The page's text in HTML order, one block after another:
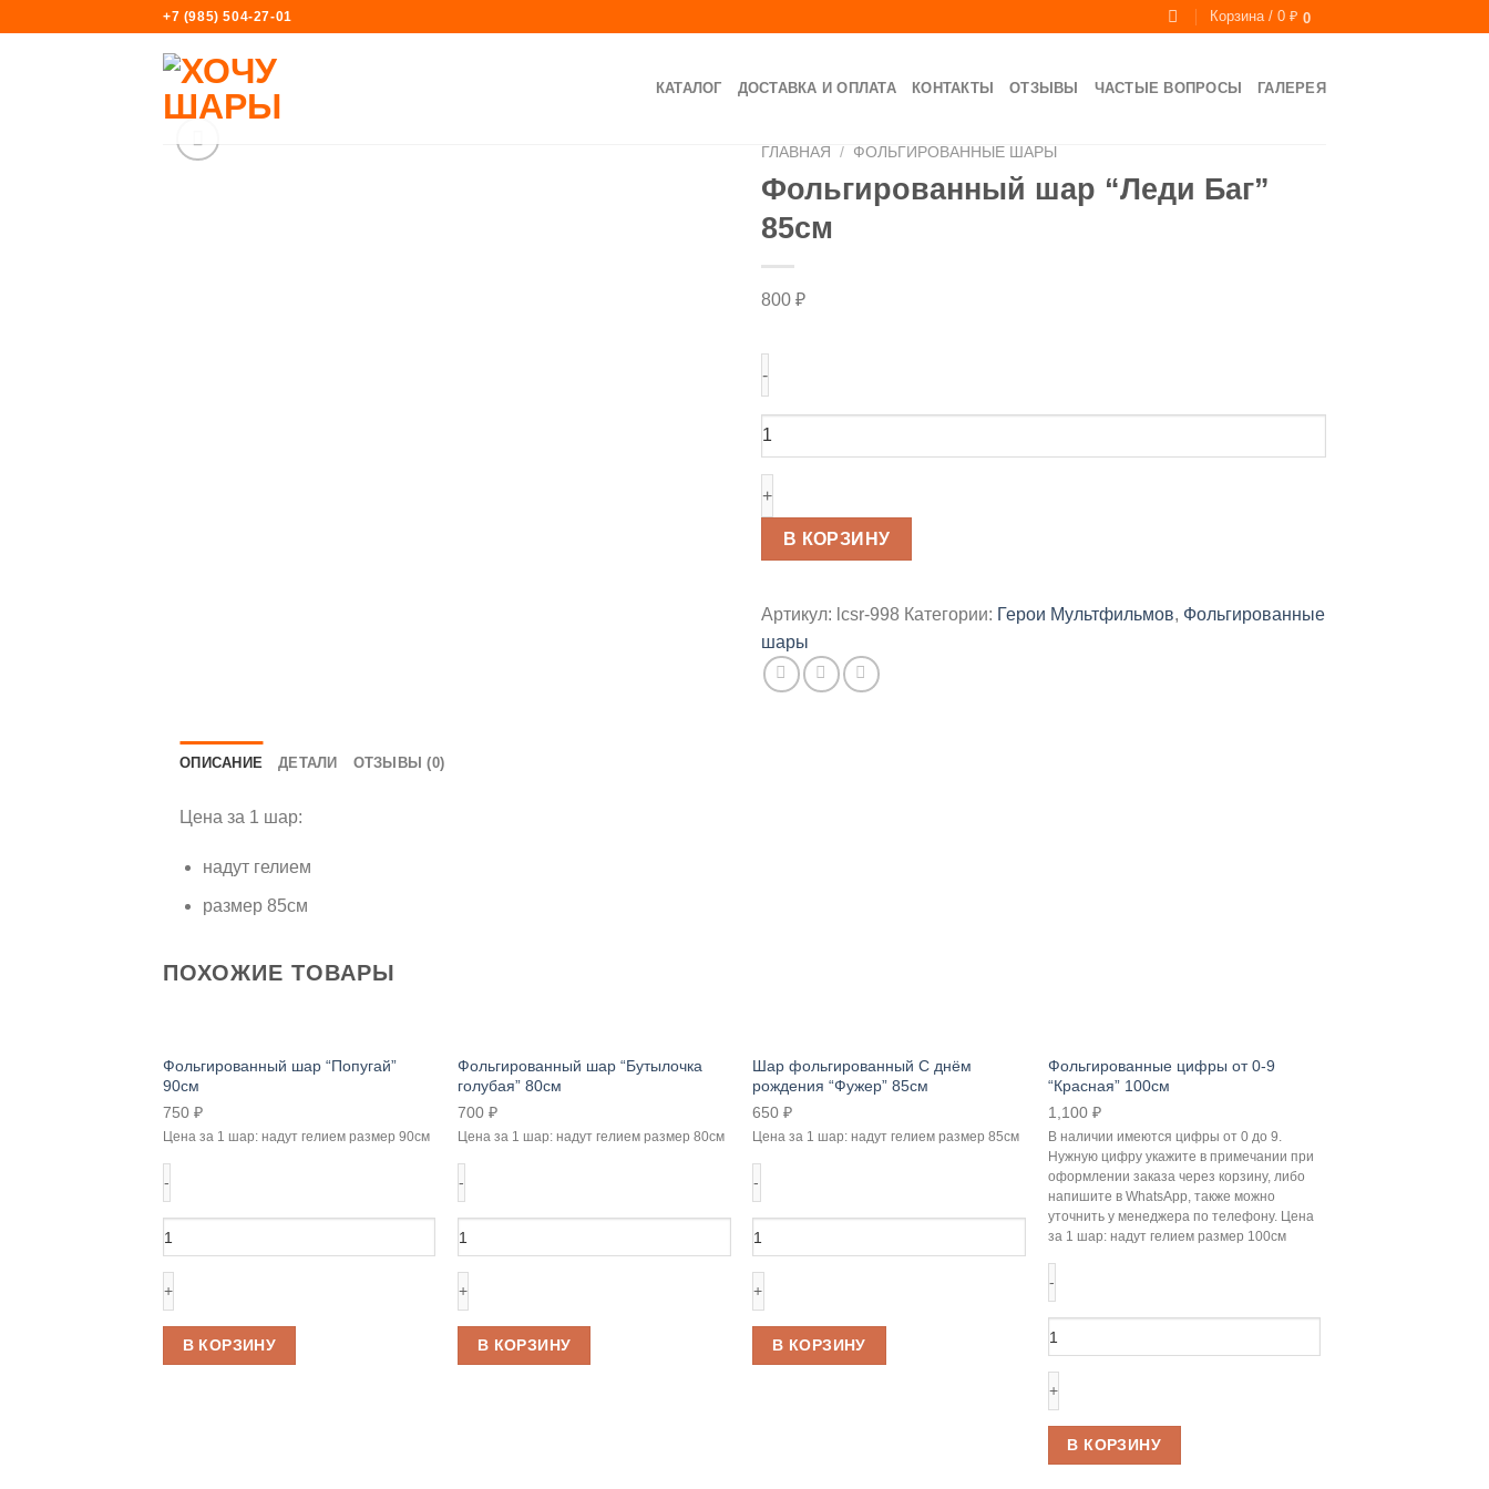
+7 (985) 504-27-01 Корзина / 0 ₽ 0
КАТАЛОГ ДОСТАВКА И ОПЛАТА КОНТАКТЫ ОТЗЫВЫ ЧАСТЫЕ ВОПРОСЫ ГАЛЕРЕЯ
ГЛАВНАЯ / ФОЛЬГИРОВАННЫЕ ШАРЫ
Фольгированный шар “Леди Баг”
85см
800 ₽
товара
Фольгированный
Баг"
85см
В КОРЗИНУ
Артикул: lcsr-998 Категории: Герои Мультфильмов, Фольгированные
шары
ОПИСАНИЕ ДЕТАЛИ ОТЗЫВЫ (0)
Цена за 1 шар:
надут гелием
размер 85см
ПОХОЖИЕ ТОВАРЫ
Фольгированный шар “Попугай”
90см
750 ₽
Цена за 1 шар: надут гелием размер 90см
товара
Фольгированный
шар
"Попугай"
90см
В КОРЗИНУ
Фольгированный шар “Бутылочка
голубая” 80см
700₽
Цена за 1 шар: надут гелием размер 80см
товара
Фольгированный
шар
"Бутылочка
голубая"
80смВ КОРЗИНУ
Шар фольгированный С днём
рождения “Фужер” 85см
650₽
Цена за 1 шар: надут гелием размер 85см
товара
Шар
фольгированный
С
днём
рождения
"Фужер"
В КОРЗИНУ
Фольгированные цифры от 0-9
“Красная” 100см
1,100 ₽
В наличии имеются цифры от 0 до 9.
Нужную цифру укажите в примечании при
оформлении заказа через корзину, либо
напишите в WhatsApp, также можно
уточнить у менеджера по телефону. Цена
за 1 шар: надут гелием размер 100см
товара
Фольгированные
цифры
от
0-
“Красная”
В КОРЗИНУ